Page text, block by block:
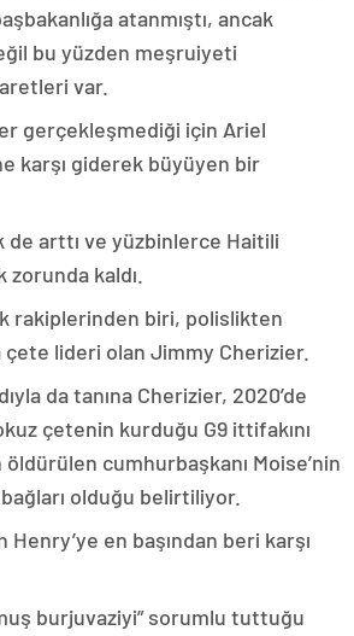
atanmıştı, ancak
bu yüzden meşruiyeti
var.
gerçekleşmediği için Ariel
karşı giderek büyüyen bir
de arttı ve yüzbinlerce Haitili
kaldı.
rakiplerinden biri, polislikten
lideri olan Jimmy Cherizier.
da tanına Cherizier, 2020’de
çetenin kurduğu G9 ittifakını
cumhurbaşkanı Moise’nin
olduğu belirtiliyor.
en başından beri karşı
burjuvaziyi” sorumlu tuttuğu